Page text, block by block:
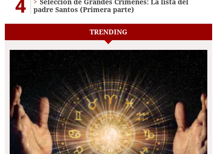
padre Santos (Primera parte)
TRENDING